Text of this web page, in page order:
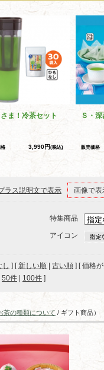
ま！冷茶セット
3,990円(税込)
Ｓ・
販売価格
ラス説明文で表示 画像で表
特集商品
アイコン
し ] [ 新しい順 古い順 ] [ 価格
50件 100件 ]
茶の種類について / ギフト商品）